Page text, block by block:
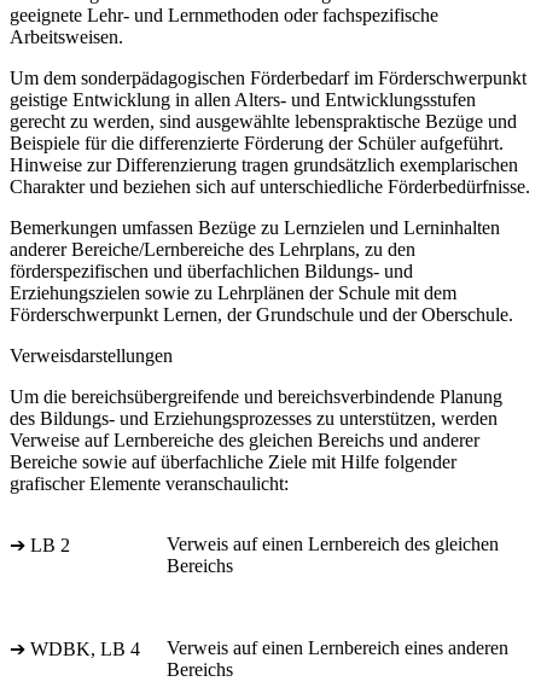
geeignete Lehr- und Lernmethoden oder fachspezifische
Arbeitsweisen.
Um dem sonderpädagogischen Förderbedarf im Förderschwerpunkt
geistige Entwicklung in allen Alters- und Entwicklungsstufen
gerecht zu werden, sind ausgewählte lebenspraktische Bezüge und
Beispiele für die differenzierte Förderung der Schüler aufgeführt.
Hinweise zur Differenzierung tragen grundsätzlich exemplarischen
Charakter und beziehen sich auf unterschiedliche Förderbedürfnisse.
Bemerkungen umfassen Bezüge zu Lernzielen und Lerninhalten
anderer Bereiche/Lernbereiche des Lehrplans, zu den
förderspezifischen und überfachlichen Bildungs- und
Erziehungszielen sowie zu Lehrplänen der Schule mit dem
Förderschwerpunkt Lernen, der Grundschule und der Oberschule.
Verweisdarstellungen
Um die bereichsübergreifende und bereichsverbindende Planung
des Bildungs- und Erziehungsprozesses zu unterstützen, werden
Verweise auf Lernbereiche des gleichen Bereichs und anderer
Bereiche sowie auf überfachliche Ziele mit Hilfe folgender
grafischer Elemente veranschaulicht:
➔ LB 2
Verweis auf einen Lernbereich des gleichen
Bereichs
➔ WDBK, LB 4
Verweis auf einen Lernbereich eines anderen
Bereichs